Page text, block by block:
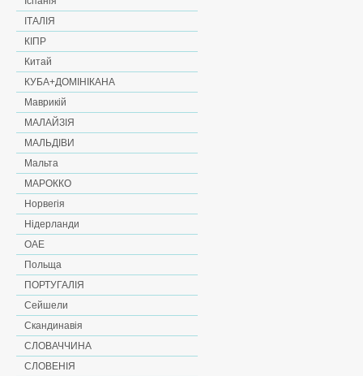
ІТАЛІЯ
КІПР
Китай
КУБА+ДОМІНІКАНА
Маврикій
МАЛАЙЗІЯ
МАЛЬДІВИ
Мальта
МАРОККО
Норвегія
Нідерланди
ОАЕ
Польща
ПОРТУГАЛІЯ
Сейшели
Скандинавія
СЛОВАЧЧИНА
СЛОВЕНІЯ